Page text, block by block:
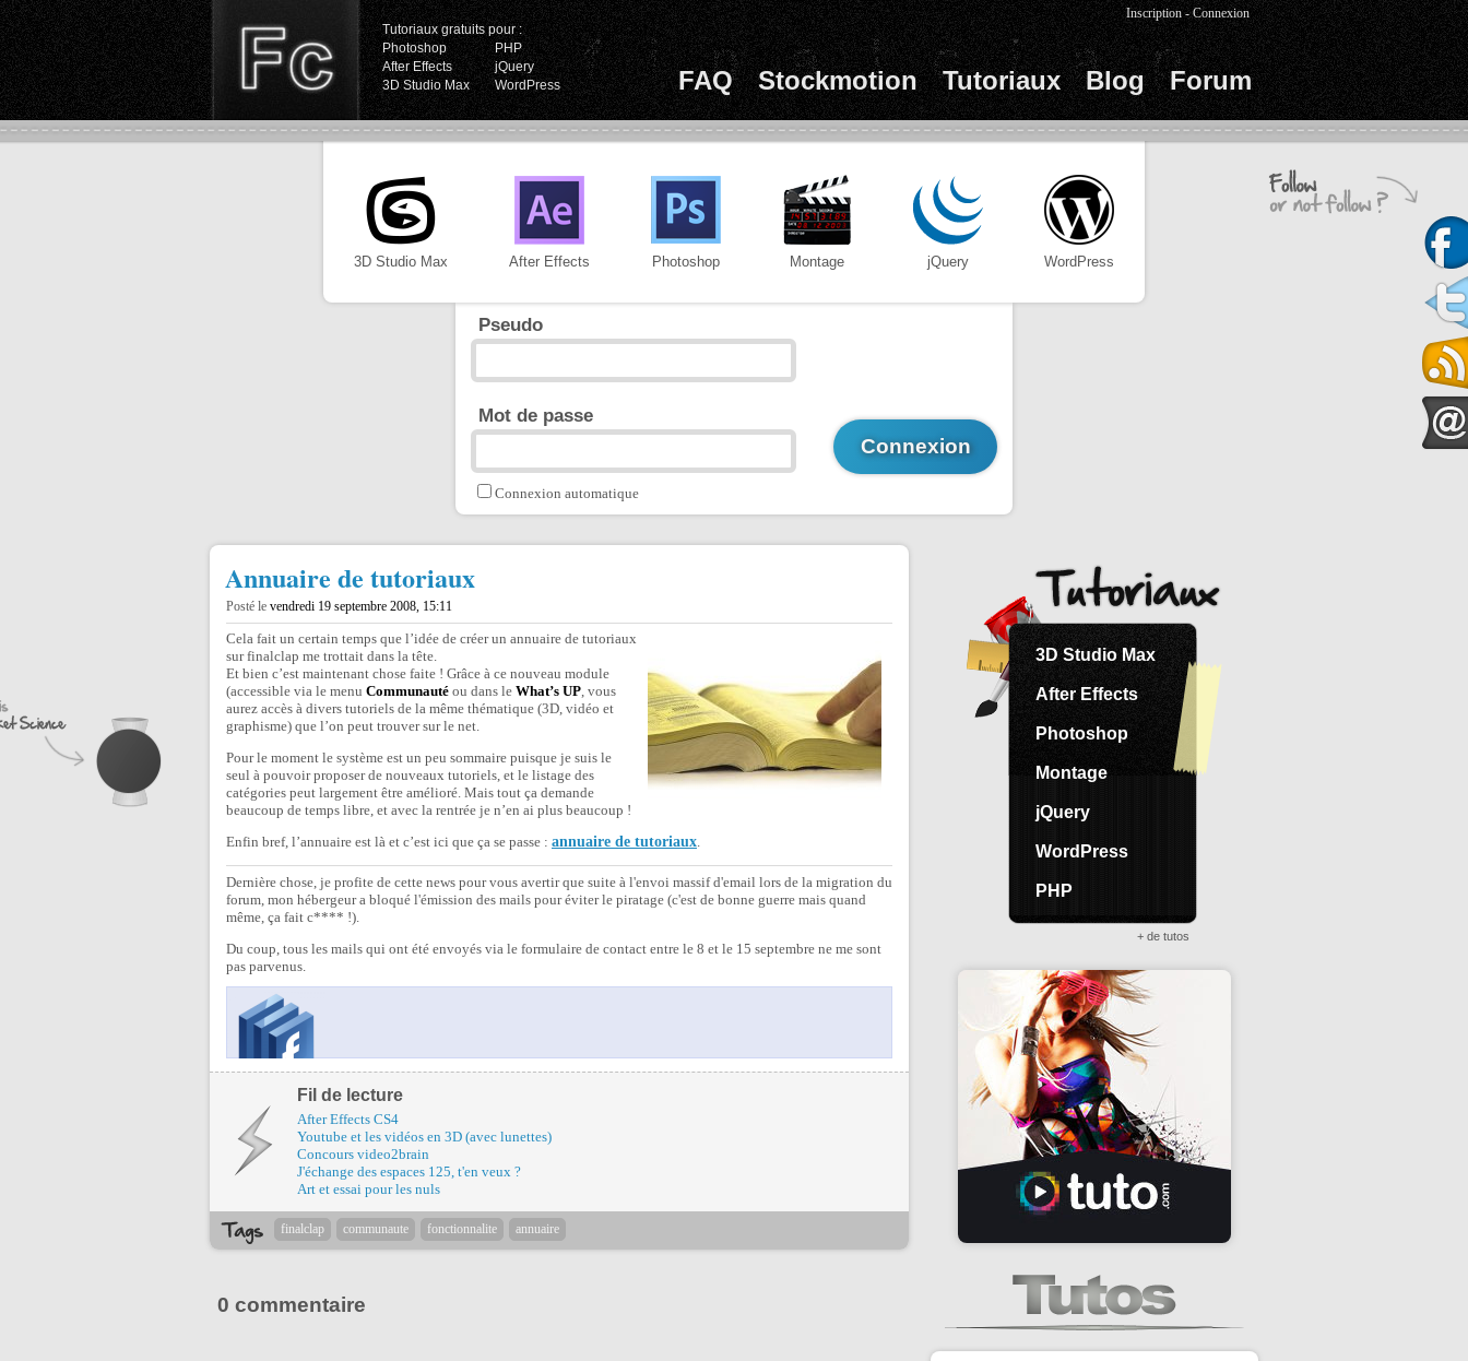
Tutoriaux gratuits pour :
Photoshop
PHP
After Effects
jQuery
3D Studio Max
WordPress FAQ Stockmotion Tutoriaux Blog Forum
Inscription -Connexion
3D Studio Max After Effects Photoshop Montage jQuery WordPress
Pseudo
Mot de passe
Connexion automatique
Annuaire de tutoriaux
Posté le vendredi 19 septembre 2008, 15:11
Cela fait un certain temps que l’idée de créer un annuaire de tutoriaux
sur finalclap me trottait dans la tête.
Et bien c’est maintenant chose faite ! Grâce à ce nouveau module
(accessible via le menu Communauté ou dans le What’s UP, vous
aurez accès à divers tutoriels de la même thématique (3D, vidéo et
graphisme) que l’on peut trouver sur le net.
Pour le moment le système est un peu sommaire puisque je suis le
seul à pouvoir proposer de nouveaux tutoriels, et le listage des
catégories peut largement être amélioré. Mais tout ça demande
beaucoup de temps libre, et avec la rentrée je n’en ai plus beaucoup !
Enfin bref, l’annuaire est là et c’est ici que ça se passe : annuaire de tutoriaux.
Dernière chose, je profite de cette news pour vous avertir que suite à l'envoi massif d'email lors de la migration du
forum, mon hébergeur a bloqué l'émission des mails pour éviter le piratage (c'est de bonne guerre mais quand
même, ça fait c**** !).
Du coup, tous les mails qui ont été envoyés via le formulaire de contact entre le 8 et le 15 septembre ne me sont
pas parvenus.
Fil de lecture
After Effects CS4
Youtube et les vidéos en 3D (avec lunettes)
Concours video2brain
J'échange des espaces 125, t'en veux ?
Art et essai pour les nuls
finalclap communaute fonctionnalite annuaire
0 commentaire
3D Studio Max
After Effects
Photoshop
Montage
jQuery
WordPress
PHP
+ de tutos